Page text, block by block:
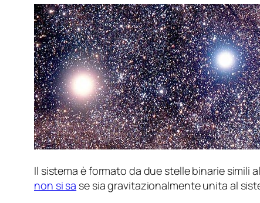
Il sistema è formato da due stelle binarie simili
non si sa se sia gravitazionalmente unita al